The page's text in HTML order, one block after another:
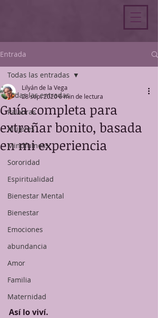
Entrada
Todas las entradas
Palabras
Mujeres
Mindfulness
Sororidad
Espiritualidad
Bienestar Mental
Bienestar
Emociones
abundancia
Amor
Familia
Maternidad
Todas las entradas
Guía completa para
extrañar bonito, basada
en mi experiencia
Lilyán de la Vega
28 sept 20206 min de lectura
Así lo viví.